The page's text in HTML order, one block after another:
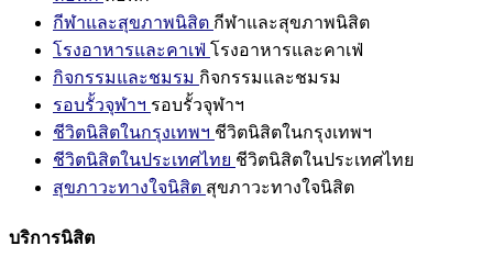
กีฬาและสุขภาพนิสิต กีฬาและสุขภาพนิสิต
โรงอาหารและคาเฟ่ โรงอาหารและคาเฟ่
กิจกรรมและชมรม กิจกรรมและชมรม
รอบรั้วจุฬาฯ รอบรั้วจุฬาฯ
ชีวิตนิสิตในกรุงเทพฯ ชีวิตนิสิตในกรุงเทพฯ
ชีวิตนิสิตในประเทศไทย ชีวิตนิสิตในประเทศไทย
สุขภาวะทางใจนิสิต สุขภาวะทางใจนิสิต
บริการนิสิต